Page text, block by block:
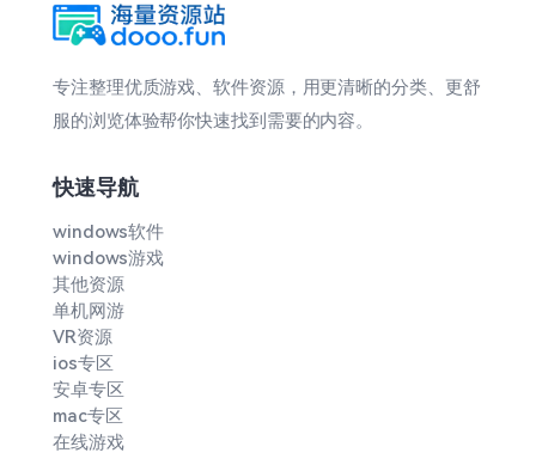
专注整理优质游戏、软件资源，用更清晰的分类、更舒
服的浏览体验帮你快速找到需要的内容。
快速导航
windows软件
windows游戏
其他资源
单机网游
VR资源
ios专区
安卓专区
mac专区
在线游戏